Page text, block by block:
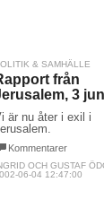
& SAMHÄLLE
från
3
är nu åter i exil i
Kommentarer
OCH GUSTAF
06-04 12:47:00